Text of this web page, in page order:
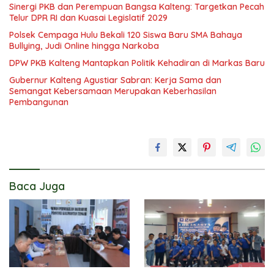
Sinergi PKB dan Perempuan Bangsa Kalteng: Targetkan Pecah
Telur DPR RI dan Kuasai Legislatif 2029
Polsek Cempaga Hulu Bekali 120 Siswa Baru SMA Bahaya
Bullying, Judi Online hingga Narkoba
DPW PKB Kalteng Mantapkan Politik Kehadiran di Markas Baru
Gubernur Kalteng Agustiar Sabran: Kerja Sama dan
Semangat Kebersamaan Merupakan Keberhasilan
Pembangunan
Baca Juga